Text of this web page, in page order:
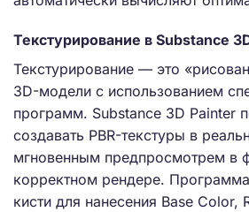
Текстурирование в Substance
Текстурирование — это
3D-модели с использованием
программ. Substance 3D Painter
создавать PBR-текстуры в
мгновенным предпросмотрем в
корректном рендере.
кисти для нанесения Base Color,